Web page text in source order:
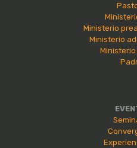
Ministerio
Ministerio